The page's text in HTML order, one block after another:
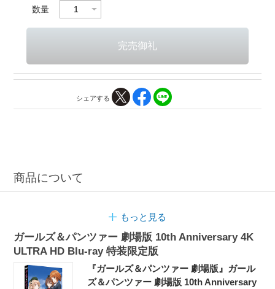
数量
シェアする
商品について
もっと見る
ガールズ＆パンツァー 劇場版 10th Anniversary 4K
ULTRA HD Blu-ray 特装限定版
『ガールズ＆パンツァー 劇場版』ガール
ズ＆パンツァー 劇場版 10th Anniversary